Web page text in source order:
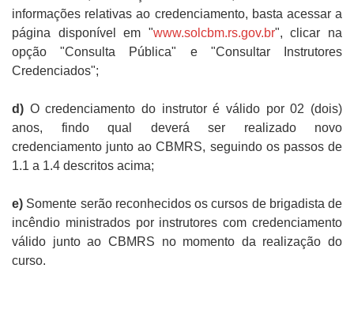
informações relativas ao credenciamento, basta acessar a
página disponível em "www.solcbm.rs.gov.br", clicar na
opção "Consulta Pública" e "Consultar Instrutores
Credenciados";
d) O credenciamento do instrutor é válido por 02 (dois)
anos, findo qual deverá ser realizado novo
credenciamento junto ao CBMRS, seguindo os passos de
1.1 a 1.4 descritos acima;
e) Somente serão reconhecidos os cursos de brigadista de
incêndio ministrados por instrutores com credenciamento
válido junto ao CBMRS no momento da realização do
curso.